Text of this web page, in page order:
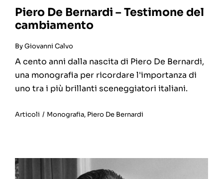
Piero De Bernardi – Testimone del
cambiamento
ByGiovanni Calvo
A cento anni dalla nascita di Piero De Bernardi,
una monografia per ricordare l'importanza di
uno tra i più brillanti sceneggiatori italiani.
Articoli / Monografia, Piero De Bernardi